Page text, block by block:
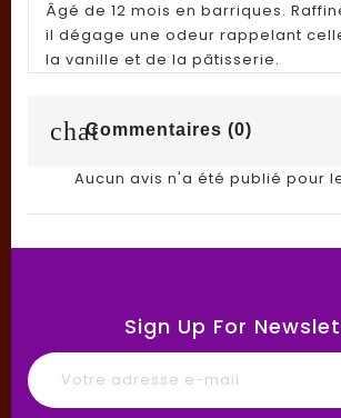
Âgé de 12 mois en barriques.
il dégage une odeur rappelant
la vanille et de la pâtisserie.
chatCommentaires (0)
Aucun avis n'a été publié pour
Sign Up For